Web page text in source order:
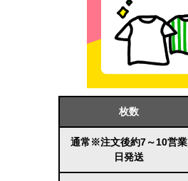
枚数
通常※注文後約7～10営業
日発送